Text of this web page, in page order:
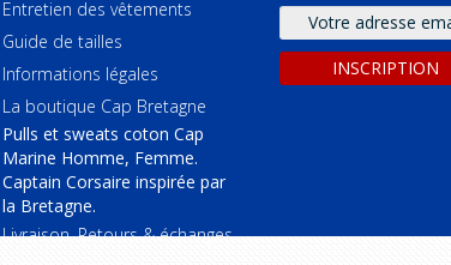
Entretien des vêtements
Guide de tailles
Informations légales
La boutique Cap Bretagne
Pulls et sweats coton Cap
Marine Homme, Femme.
Captain Corsaire inspirée par
la Bretagne.
Livraison, Retours & échanges
Adresse
e-
INSCRIPTION